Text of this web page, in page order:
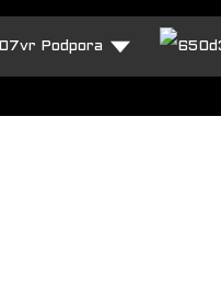
Podpora